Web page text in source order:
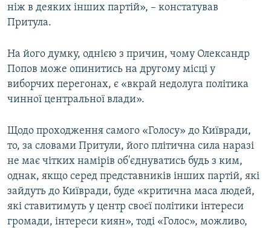
ніж в деяких інших партій», – констатував
Притула.
На його думку, однією з причин, чому Олександр
Попов може опинитись на другому місці у
виборчих перегонах, є «вкрай недолуга політика
чинної центральної влади».
Щодо проходження самого «Голосу» до Київради,
то, за словами Притули, його плітична сила наразі
не має чітких намірів об'єднуватись будь з ким,
однак, якщо серед представників інших партій, які
зайдуть до Київради, буде «критична маса людей,
які ставитимуть у центр своєї політики інтереси
громади, інтереси киян», тоді «Голос», можливо,